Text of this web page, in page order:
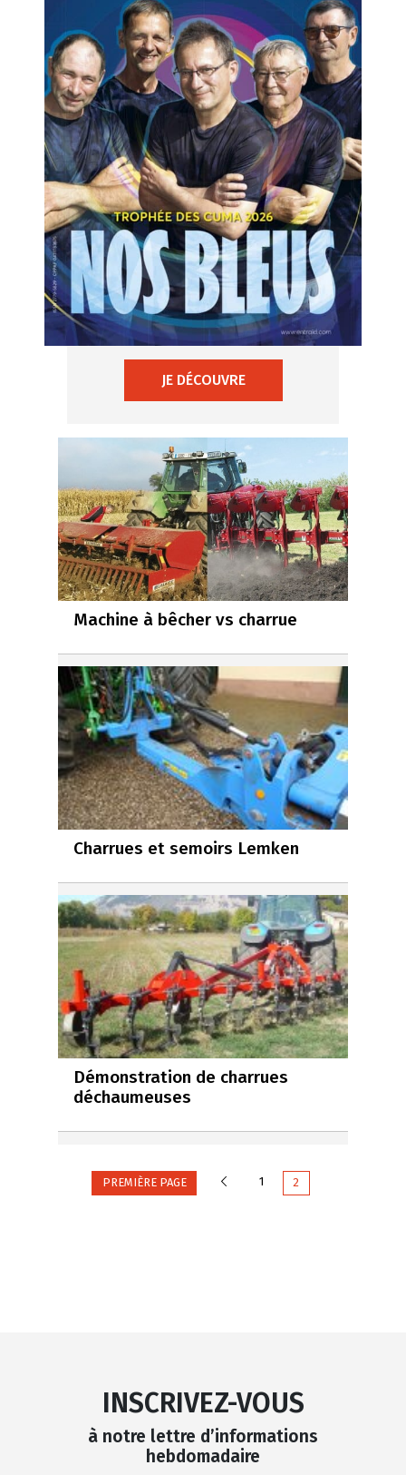
JE DÉCOUVRE
Machine à bêcher vs charrue
Charrues et semoirs Lemken
Démonstration de charrues
déchaumeuses
PREMIÈRE PAGE Précédente
1 2
INSCRIVEZ-VOUS
à notre lettre d’informations
hebdomadaire